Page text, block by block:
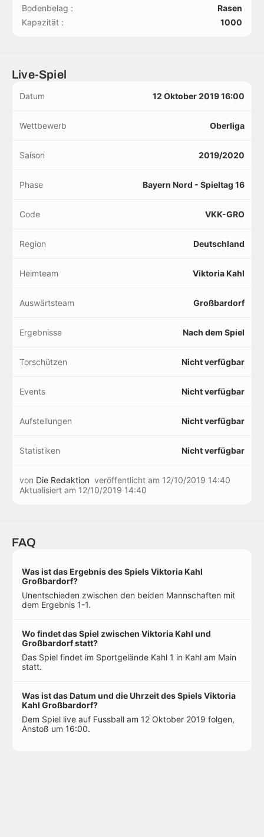
Bodenbelag :
Rasen
Kapazität :
1000
Live-Spiel
Datum 12 Oktober 2019 16:00
Wettbewerb Oberliga
Saison 2019/2020
Phase Bayern Nord - Spieltag 16
Code VKK-GRO
Region Deutschland
Heimteam Viktoria Kahl
Auswärtsteam Großbardorf
Ergebnisse Nach dem Spiel
Torschützen Nicht verfügbar
Events Nicht verfügbar
Aufstellungen Nicht verfügbar
Statistiken Nicht verfügbar
von Die Redaktion veröffentlicht am 12/10/2019 14:40
Aktualisiert am 12/10/2019 14:40
FAQ
Was ist das Ergebnis des Spiels Viktoria Kahl
Großbardorf?
Unentschieden zwischen den beiden Mannschaften mit
dem Ergebnis 1-1.
Wo findet das Spiel zwischen Viktoria Kahl und
Großbardorf statt?
Das Spiel findet im Sportgelände Kahl 1 in Kahl am Main
statt.
Was ist das Datum und die Uhrzeit des Spiels Viktoria
Kahl Großbardorf?
Dem Spiel live auf Fussball am 12 Oktober 2019 folgen,
Anstoß um 16:00.